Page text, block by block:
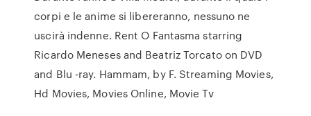
corpi e le anime si libereranno, nessuno ne
uscirà indenne. Rent O Fantasma starring
Ricardo Meneses and Beatriz Torcato on DVD
and Blu -ray. Hammam, by F. Streaming Movies,
Hd Movies, Movies Online, Movie Tv